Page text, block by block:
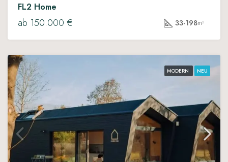
FL2 Home
ab 150.000 € 33-198m²
MODERN NEU